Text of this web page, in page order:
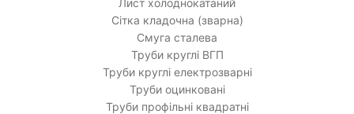
Лист холоднокатаний
Сітка кладочна (зварна)
Смуга сталева
Труби круглі ВГП
Труби круглі електрозварні
Труби оцинковані
Труби профільні квадратні